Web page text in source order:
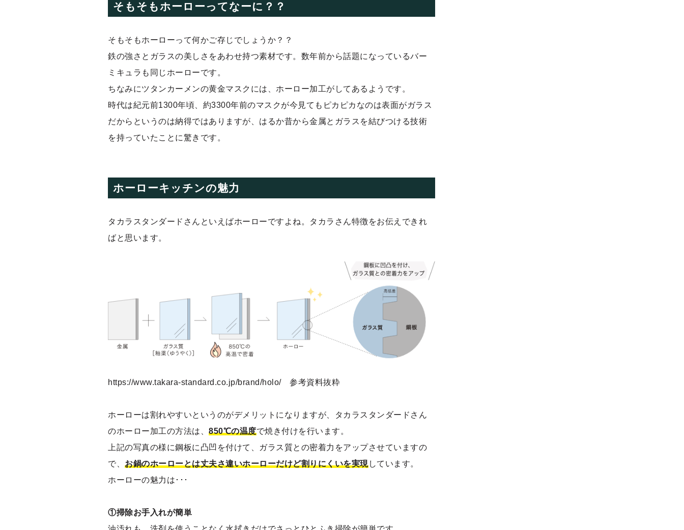
そもそもホーローってなーに？？
そもそもホーローって何かご存じでしょうか？？
鉄の強さとガラスの美しさをあわせ持つ素材です。数年前から話題になっているバー
ミキュラも同じホーローです。
ちなみにツタンカーメンの黄金マスクには、ホーロー加工がしてあるようです。
時代は紀元前1300年頃、約3300年前のマスクが今見てもピカピカなのは表面がガラス
だからというのは納得ではありますが、はるか昔から金属とガラスを結びつける技術
を持っていたことに驚きです。
ホーローキッチンの魅力
タカラスタンダードさんといえばホーローですよね。タカラさん特徴をお伝えできれ
ばと思います。
https://www.takara-standard.co.jp/brand/holo/ 参考資料抜粋
ホーローは割れやすいというのがデメリットになりますが、
タカラスタンダードさん
のホーロー加工の方法は、 850℃の温度で焼き付けを行います。
上記の写真の様に鋼板に凸凹を付けて、ガラス質との密着力をアップさせていますの
で、 お鍋のホーローとは丈夫さ違いホーローだけど割りにくいを実現して います。
ホーローの魅力は･･･
①掃除お手入れが簡単